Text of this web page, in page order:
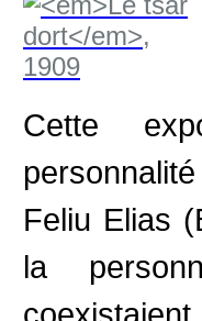
Cette
Feliu Elias
la